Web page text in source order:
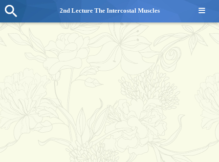
≡
2nd Lecture The Intercostal Muscles